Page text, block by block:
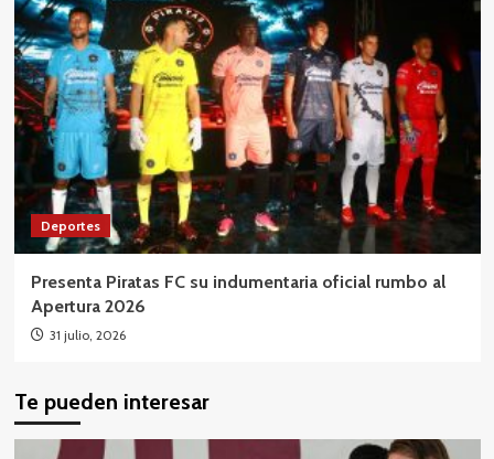
Deportes
Presenta Piratas FC su indumentaria oficial rumbo al
Apertura 2026
31 julio, 2026
Te pueden interesar